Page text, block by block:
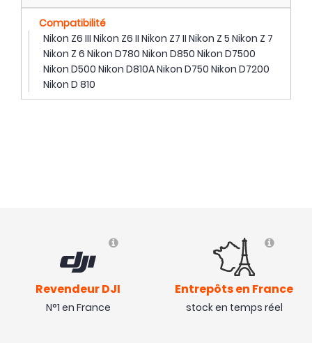
Compatibilité
Nikon Z6 III Nikon Z6 II Nikon Z7 II Nikon Z 5 Nikon Z 7
Nikon Z 6 Nikon D780 Nikon D850 Nikon D7500
Nikon D500 Nikon D810A Nikon D750 Nikon D7200
Nikon D 810
Revendeur DJI
N°1 en France
Entrepôts en France
stock en temps réel